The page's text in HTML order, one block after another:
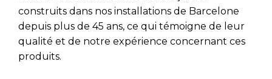
construits dans nos installations de Barcelone
depuis plus de 45 ans, ce qui témoigne de leur
qualité et de notre expérience concernant ces
produits.